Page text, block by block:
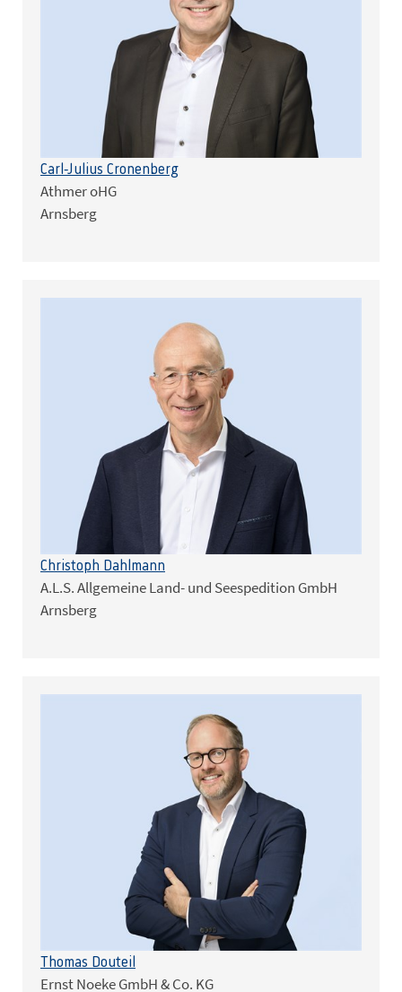
Carl-Julius Cronenberg
Athmer oHG
Arnsberg
Christoph Dahlmann
A.L.S. Allgemeine Land- und Seespedition GmbH
Arnsberg
Thomas Douteil
Ernst Noeke GmbH & Co. KG